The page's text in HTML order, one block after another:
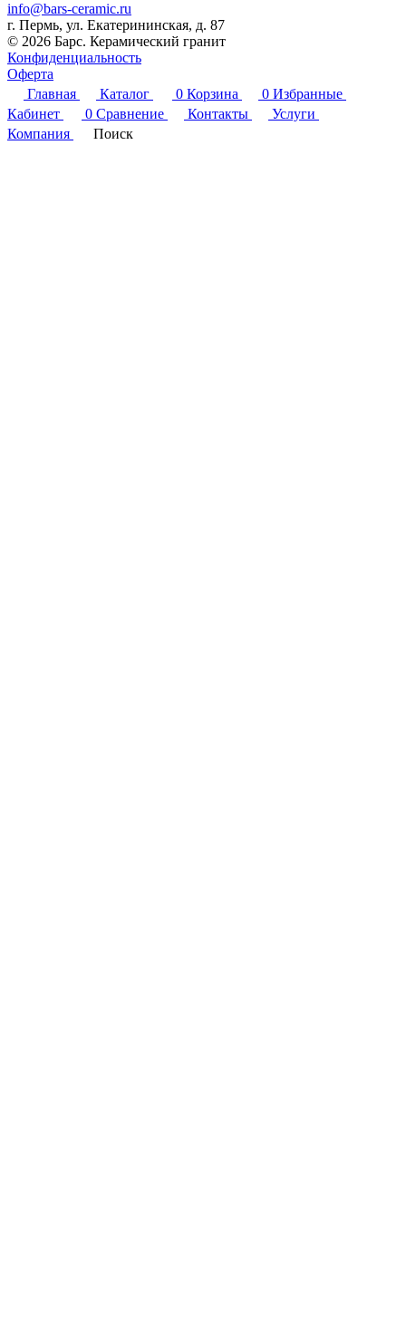
info@bars-ceramic.ru
г. Пермь, ул. Екатерининская, д. 87
© 2026 Барс. Керамический гранит
Конфиденциальность
Оферта
Главная
Каталог 0 Корзина 0 Избранные
Кабинет
0 Сравнение Контакты
Услуги
Компания
Поиск